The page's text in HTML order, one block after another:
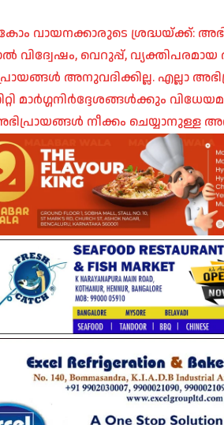
വായനക്കാരുടെ ശ്രദ്ധയ്ക്ക്:
വിദ്വേഷം, വെറുപ്പ്,
അനുവദിക്കില്ല. എല്ലാ
മാർഗ്ഗനിർദ്ദേശങ്ങൾക്കും
നീക്കം ചെയ്യാനുള്ള